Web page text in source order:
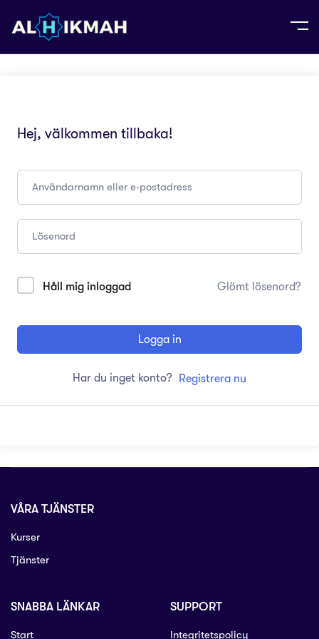
Hej, välkommen tillbaka!
Håll mig inloggad Glömt lösenord?
Logga in
Har du inget konto? Registrera nu
VÅRA TJÄNSTER
Kurser
Tjänster
SNABBA LÄNKAR
Start
SUPPORT
Integritetspolicy